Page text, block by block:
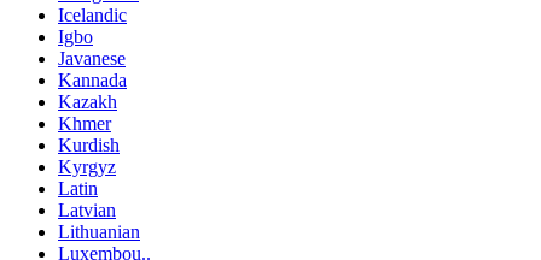
Icelandic
Igbo
Javanese
Kannada
Kazakh
Khmer
Kurdish
Kyrgyz
Latin
Latvian
Lithuanian
Luxembou..